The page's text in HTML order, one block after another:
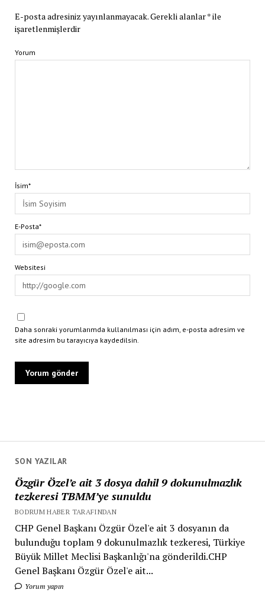
SON YAZILAR
Özgür Özel’e ait 3 dosya dahil 9 dokunulmazlık
tezkeresi TBMM’ye sunuldu
BODRUM HABER TARAFINDAN
CHP Genel Başkanı Özgür Özel'e ait 3 dosyanın da
bulunduğu toplam 9 dokunulmazlık tezkeresi, Türkiye
Büyük Millet Meclisi Başkanlığı'na gönderildi.CHP
Genel Başkanı Özgür Özel'e ait...
Yorum yapın
E-posta adresiniz yayınlanmayacak.Gerekli alanlar*ile
işaretlenmişlerdir
Yorum
İsim*
E-Posta*
Websitesi
Daha sonraki yorumlarımda kullanılması için adım, e-posta adresim ve
site adresim bu tarayıcıya kaydedilsin.